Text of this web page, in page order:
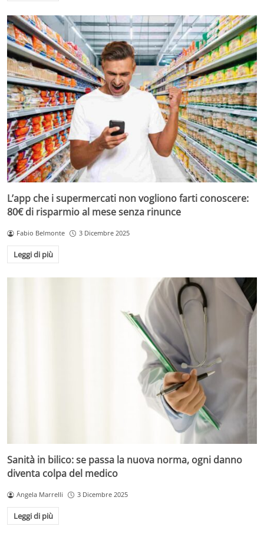
L’app che i supermercati non vogliono farti conoscere:
80€ di risparmio al mese senza rinunce
Fabio Belmonte 3 Dicembre 2025
Leggi di più
Sanità in bilico: se passa la nuova norma, ogni danno
diventa colpa del medico
Angela Marrelli 3 Dicembre 2025
Leggi di più